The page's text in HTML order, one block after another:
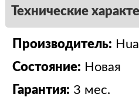
Технические
Производитель:
Состояние: Новая
Гарантия: 3 мес.